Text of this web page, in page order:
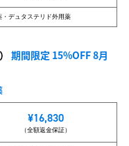
デュタステリド外用薬
期間限定 15%OFF 8月
¥16,830
（全額返金保証）